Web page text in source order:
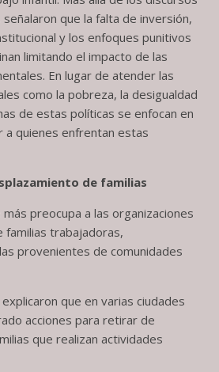
que la falta de inversión,
y los enfoques punitivos
limitando el impacto de las
En lugar de atender las
como la pobreza, la desigualdad
de estas políticas se enfocan en
a quienes enfrentan estas
de familias
preocupa a las organizaciones
familias trabajadoras,
provenientes de comunidades
que en varias ciudades
acciones para retirar de
que realizan actividades